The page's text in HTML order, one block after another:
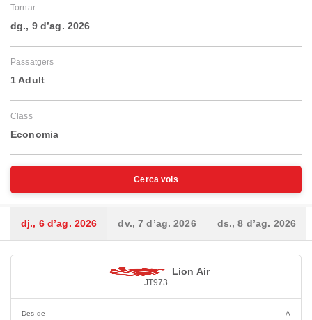
Tornar
dg., 9 d’ag. 2026
Passatgers
1 Adult
Class
Economia
Cerca vols
dj., 6 d’ag. 2026 dv., 7 d’ag. 2026 ds., 8 d’ag. 2026
Lion Air
JT973
Des de
A